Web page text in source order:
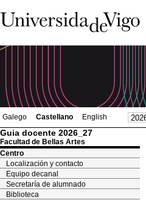
Galego Castellano English
Guia docente 2026_27
Facultad de Bellas Artes
Centro
Localización y contacto
Equipo decanal
Secretaría de alumnado
Biblioteca